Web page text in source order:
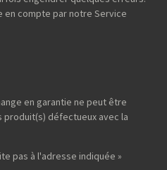
en compte par notre Service
en garantie ne peut être
défectueux avec la
pas à l'adresse indiquée »